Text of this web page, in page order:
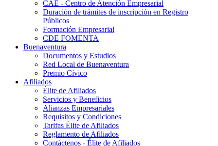
CAE - Centro de Atención Empresarial
Duración de trámites de inscripción en Registro
Públicos
Formación Empresarial
CDE FOMENTA
Buenaventura
Documentos y Estudios
Red Local de Buenaventura
Premio Cívico
Afiliados
Élite de Afiliados
Servicios y Beneficios
Alianzas Empresariales
Requisitos y Condiciones
Tarifas Élite de Afiliados
Reglamento de Afiliados
Contáctenos - Élite de Afiliados